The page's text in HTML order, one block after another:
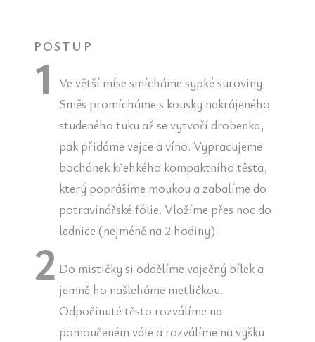
POSTUP
Ve větší míse smícháme sypké suroviny.
Směs promícháme s kousky nakrájeného
studeného tuku až se vytvoří drobenka,
pak přidáme vejce a víno. Vypracujeme
bochánek křehkého kompaktního těsta,
který poprášíme moukou a zabalíme do
potravinářské fólie. Vložíme přes noc do
lednice (nejméně na 2 hodiny).
Do mističky si oddělíme vaječný bílek a
jemně ho našleháme metličkou.
Odpočinuté těsto rozválíme na
pomoučeném vále a rozválíme na výšku